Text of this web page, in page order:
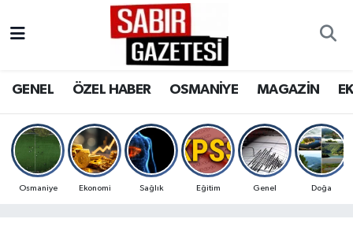
GENEL ÖZEL HABER OSMANİYE MAGAZİN
Osmaniye Ekonomi Sağlık Eğitim Genel Doğa
OSMANİYE
MAGAZİN
Osmaniye Nöbetçi Eczaneler
Osmaniye Trafik Yoğunluk Haritası
Süper Lig Puan Durumu ve Fikstür